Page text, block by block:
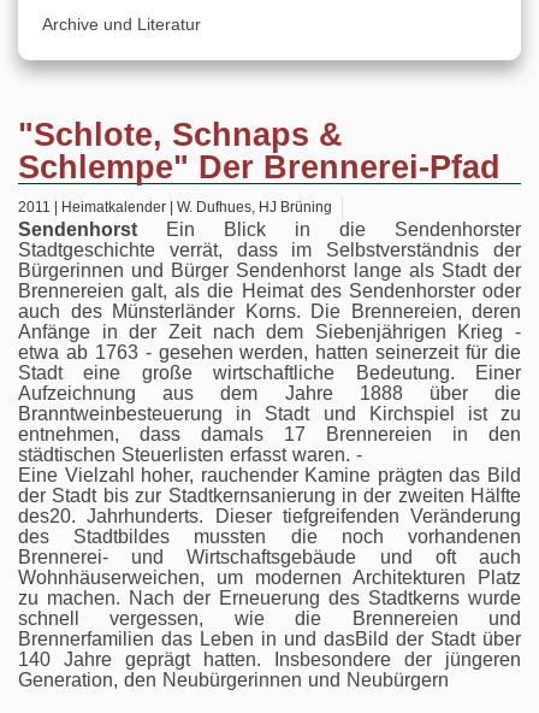
Archive und Literatur
"Schlote, Schnaps &
Schlempe" Der Brennerei-Pfad
2011 | Heimatkalender | W. Dufhues, HJ Brüning
Sendenhorst Ein Blick in die Sendenhorster
Stadtgeschichte verrät, dass im Selbstverständnis der
Bürgerinnen und Bürger Sendenhorst lange als Stadt der
Brennereien galt, als die Heimat des Sendenhorster oder
auch des Münsterländer Korns. Die Brennereien, deren
Anfänge in der Zeit nach dem Siebenjährigen Krieg -
etwa ab 1763 - gesehen werden, hatten seinerzeit für die
Stadt eine große wirtschaftliche Bedeutung. Einer
Aufzeichnung aus dem Jahre 1888 über die
Branntweinbesteuerung in Stadt und Kirchspiel ist zu
entnehmen, dass damals 17 Brennereien in den
städtischen Steuerlisten erfasst waren. -
Eine Vielzahl hoher, rauchender Kamine prägten das Bild
der Stadt bis zur Stadtkernsanierung in der zweiten Hälfte
des20. Jahrhunderts. Dieser tiefgreifenden Veränderung
des Stadtbildes mussten die noch vorhandenen
Brennerei- und Wirtschaftsgebäude und oft auch
Wohnhäuserweichen, um modernen Architekturen Platz
zu machen. Nach der Erneuerung des Stadtkerns wurde
schnell vergessen, wie die Brennereien und
Brennerfamilien das Leben in und dasBild der Stadt über
140 Jahre geprägt hatten. Insbesondere der jüngeren
Generation, den Neubürgerinnen und Neubürgern